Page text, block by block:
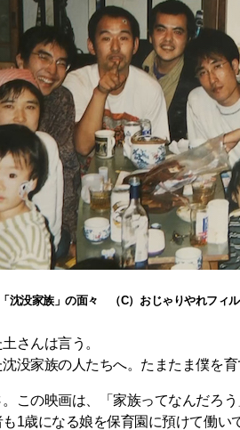
沈没家族」の面々 （C）おじゃりやれフィ
さんは言う。
没家族の人たちへ。たまたま僕を
この映画は、「家族ってなんだろ
1歳になる娘を保育園に預けて働い